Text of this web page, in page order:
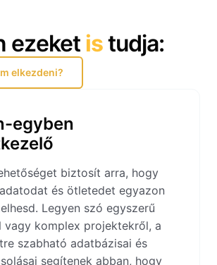
ezeket istudja:
elkezdeni?
egyben
biztosít arra, hogy
és ötletedet egyazon
Legyen szó egyszerű
vagy komplex projektekről, a
szabható adatbázisai és
segítenek abban, hogy